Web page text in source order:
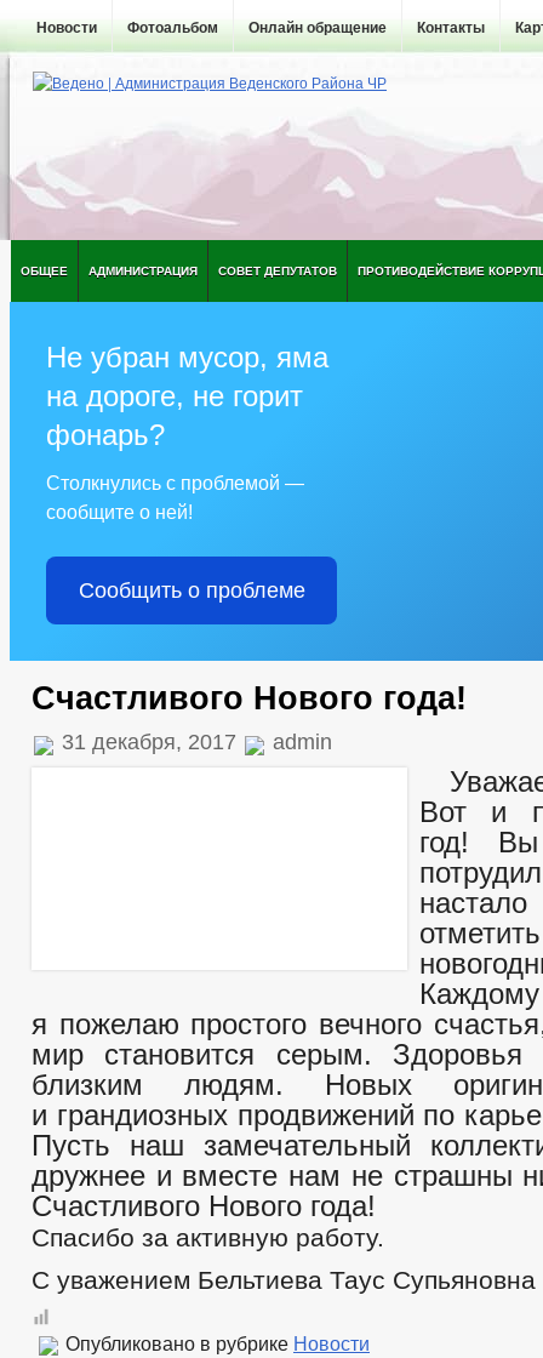
Новости Фотоальбом Онлайн обращение Контакты
ОБЩЕЕ АДМИНИСТРАЦИЯ СОВЕТ ДЕПУТАТОВ ПРОТИВОДЕЙСТВИЕ
Не убран мусор, яма
на дороге, не горит
фонарь?
Столкнулись с проблемой —
сообщите о ней!
Сообщить о проблеме
Счастливого Нового года!
31 декабря, 2017 admin
Вот и
год!
я пожелаю простого вечного
мир становится серым.
близким людям. Новых
и грандиозных продвижений по
Пусть наш замечательный
дружнее и вместе нам не страшны
Счастливого Нового года!
Спасибо за активную работу.
С уважением Бельтиева Таус Супьяновна
Опубликовано в рубрике Новости